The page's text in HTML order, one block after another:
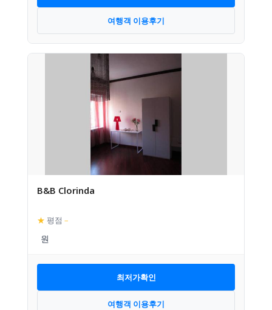
여행객 이용후기
B&B Clorinda
★ 평점 –
최저가확인
여행객 이용후기